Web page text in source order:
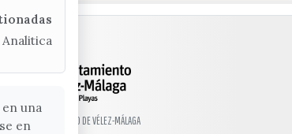
© EXCMO. AYUNTAMIENTO DE VÉLEZ-MÁLAGA
una
en